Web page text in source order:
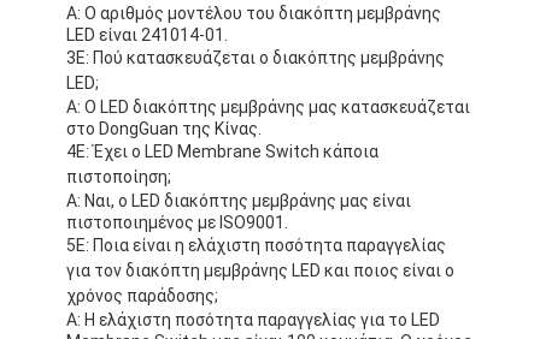
Α: Ο αριθμός μοντέλου του διακόπτη μεμβράνης
LED είναι 241014-01.
3Ε: Πού κατασκευάζεται ο διακόπτης μεμβράνης
LED;
Α: Ο LED διακόπτης μεμβράνης μας κατασκευάζεται
στο DongGuan της Κίνας.
4Ε: Έχει ο LED Membrane Switch κάποια
πιστοποίηση;
Α: Ναι, ο LED διακόπτης μεμβράνης μας είναι
πιστοποιημένος με ISO9001.
5Ε: Ποια είναι η ελάχιστη ποσότητα παραγγελίας
για τον διακόπτη μεμβράνης LED και ποιος είναι ο
χρόνος παράδοσης;
Α: Η ελάχιστη ποσότητα παραγγελίας για το LED